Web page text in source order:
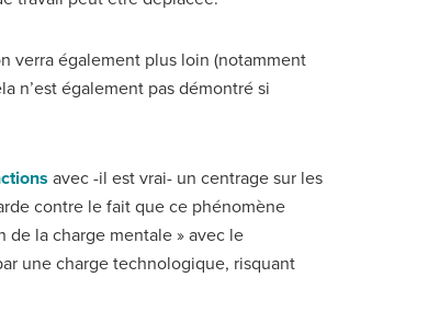
verra également plus loin (notamment
n’est également pas démontré si
avec -il est vrai- un centrage sur les
contre le fait que ce phénomène
de la charge mentale » avec le
une charge technologique, risquant